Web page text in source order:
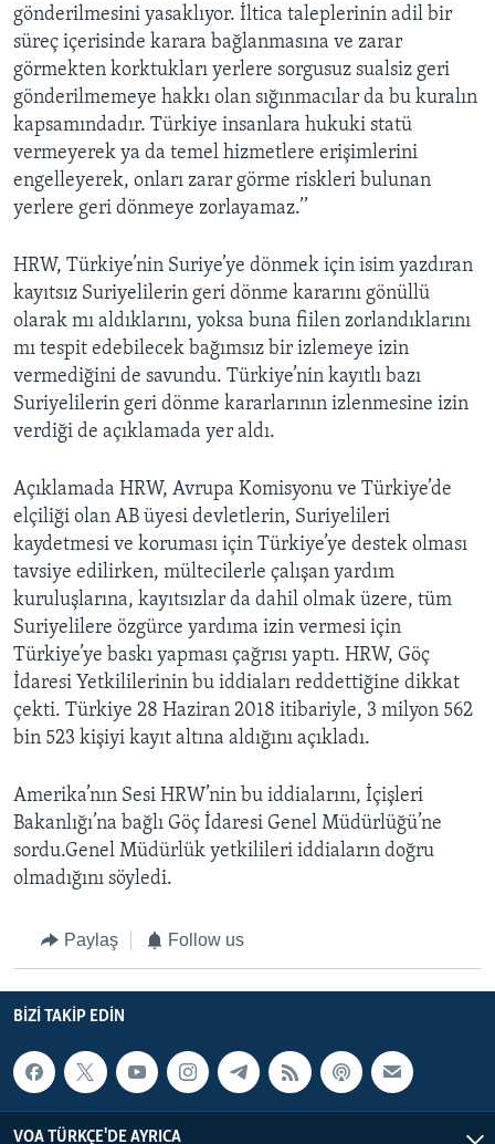
gönderilmesini yasaklıyor. İltica taleplerinin adil bir
süreç içerisinde karara bağlanmasına ve zarar
görmekten korktukları yerlere sorgusuz sualsiz geri
gönderilmemeye hakkı olan sığınmacılar da bu kuralın
kapsamındadır. Türkiye insanlara hukuki statü
vermeyerek ya da temel hizmetlere erişimlerini
engelleyerek, onları zarar görme riskleri bulunan
yerlere geri dönmeye zorlayamaz.’’
HRW, Türkiye’nin Suriye’ye dönmek için isim yazdıran
kayıtsız Suriyelilerin geri dönme kararını gönüllü
olarak mı aldıklarını, yoksa buna fiilen zorlandıklarını
mı tespit edebilecek bağımsız bir izlemeye izin
vermediğini de savundu. Türkiye’nin kayıtlı bazı
Suriyelilerin geri dönme kararlarının izlenmesine izin
verdiği de açıklamada yer aldı.
Açıklamada HRW, Avrupa Komisyonu ve Türkiye’de
elçiliği olan AB üyesi devletlerin, Suriyelileri
kaydetmesi ve koruması için Türkiye’ye destek olması
tavsiye edilirken, mültecilerle çalışan yardım
kuruluşlarına, kayıtsızlar da dahil olmak üzere, tüm
Suriyelilere özgürce yardıma izin vermesi için
Türkiye’ye baskı yapması çağrısı yaptı. HRW, Göç
İdaresi Yetkililerinin bu iddiaları reddettiğine dikkat
çekti. Türkiye 28 Haziran 2018 itibariyle, 3 milyon 562
bin 523 kişiyi kayıt altına aldığını açıkladı.
Amerika’nın Sesi HRW’nin bu iddialarını, İçişleri
Bakanlığı’na bağlı Göç İdaresi Genel Müdürlüğü’ne
sordu.Genel Müdürlük yetkilileri iddiaların doğru
olmadığını söyledi.
Paylaş Follow us
BIZI TAKIP EDIN
VOA TÜRKÇE'DE AYRICA